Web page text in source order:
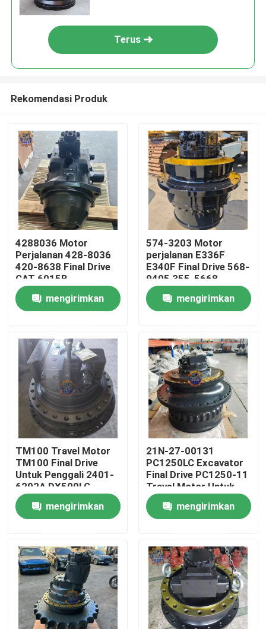
Rumah
Tentang kami
Tur Pabrik
Kontrol kualitas
Hubungi kami
Berita
Permintaan Penawaran
Motor penggerak akhir ekskavator
motor ayun ekskavator
Terus
Rekomendasi Produk
4288036 Motor
Perjalanan 428-8036
420-8638 Final Drive
CAT 6015B
mengirimkan
574-3203 Motor
perjalanan E336F
E340F Final Drive 568-
9405 355-5668
Perangkat perjalanan
mengirimkan
TM100 Travel Motor
TM100 Final Drive
Untuk Penggali 2401-
6292A DX500LC
mengirimkan
21N-27-00131
PC1250LC Excavator
Final Drive PC1250-11
Travel Motor Untuk
Komatsu
mengirimkan